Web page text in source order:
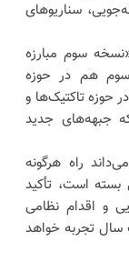
سناریوهای
سوم مبارزه
سوم هم در حوزه
حوزه تاکتیک‌ها و
جبهه‌های جدید
راه هرگونه
بسته است، تأکید
و اقدام نظامی
سال تجربه خواهد